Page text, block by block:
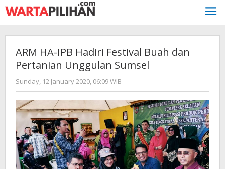
Skip
to
content
ARM HA-IPB Hadiri Festival Buah dan
Pertanian Unggulan Sumsel
Sunday, 12 January 2020, 06:09 WIB
Adi
Prawiranegara